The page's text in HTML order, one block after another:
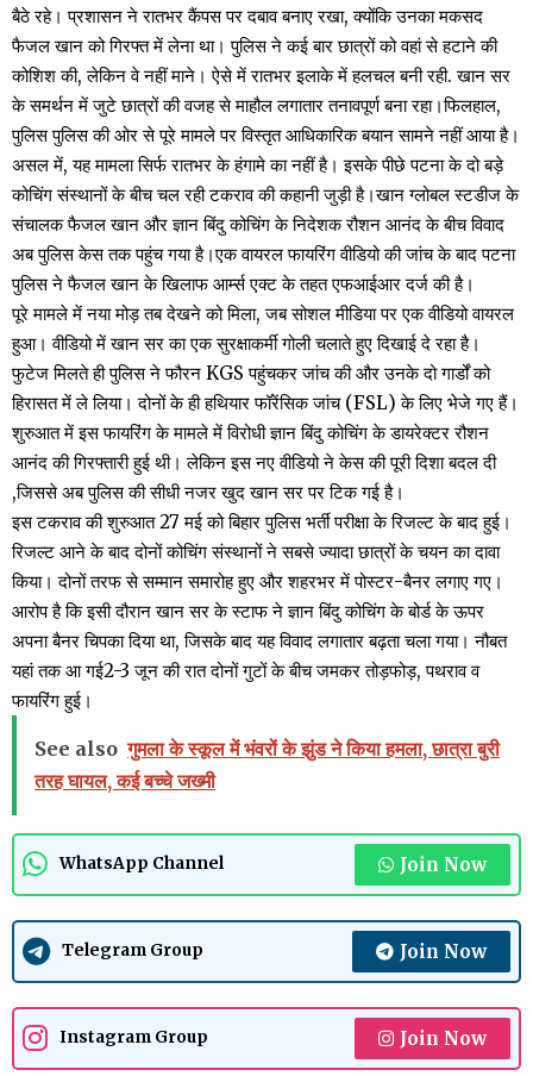
बैठे रहे। प्रशासन ने रातभर कैंपस पर दबाव बनाए रखा, क्योंकि उनका मकसद
फैजल खान को गिरफ्त में लेना था। पुलिस ने कई बार छात्रों को वहां से हटाने की
कोशिश की, लेकिन वे नहीं माने। ऐसे में रातभर इलाके में हलचल बनी रही. खान सर
के समर्थन में जुटे छात्रों की वजह से माहौल लगातार तनावपूर्ण बना रहा।फिलहाल,
पुलिस पुलिस की ओर से पूरे मामले पर विस्तृत आधिकारिक बयान सामने नहीं आया है।
असल में, यह मामला सिर्फ रातभर के हंगामे का नहीं है। इसके पीछे पटना के दो बड़े
कोचिंग संस्थानों के बीच चल रही टकराव की कहानी जुड़ी है।खान ग्लोबल स्टडीज के
संचालक फैजल खान और ज्ञान बिंदु कोचिंग के निदेशक रौशन आनंद के बीच विवाद
अब पुलिस केस तक पहुंच गया है।एक वायरल फायरिंग वीडियो की जांच के बाद पटना
पुलिस ने फैजल खान के खिलाफ आर्म्स एक्ट के तहत एफआईआर दर्ज की है।
पूरे मामले में नया मोड़ तब देखने को मिला, जब सोशल मीडिया पर एक वीडियो वायरल
हुआ। वीडियो में खान सर का एक सुरक्षाकर्मी गोली चलाते हुए दिखाई दे रहा है।
फुटेज मिलते ही पुलिस ने फौरन KGS पहुंचकर जांच की और उनके दो गार्डों को
हिरासत में ले लिया। दोनों के ही हथियार फॉरेंसिक जांच (FSL) के लिए भेजे गए हैं।
शुरुआत में इस फायरिंग के मामले में विरोधी ज्ञान बिंदु कोचिंग के डायरेक्टर रौशन
आनंद की गिरफ्तारी हुई थी। लेकिन इस नए वीडियो ने केस की पूरी दिशा बदल दी
,जिससे अब पुलिस की सीधी नजर खुद खान सर पर टिक गई है।
इस टकराव की शुरुआत 27 मई को बिहार पुलिस भर्ती परीक्षा के रिजल्ट के बाद हुई।
रिजल्ट आने के बाद दोनों कोचिंग संस्थानों ने सबसे ज्यादा छात्रों के चयन का दावा
किया। दोनों तरफ से सम्मान समारोह हुए और शहरभर में पोस्टर-बैनर लगाए गए।
आरोप है कि इसी दौरान खान सर के स्टाफ ने ज्ञान बिंदु कोचिंग के बोर्ड के ऊपर
अपना बैनर चिपका दिया था, जिसके बाद यह विवाद लगातार बढ़ता चला गया। नौबत
यहां तक आ गई2-3 जून की रात दोनों गुटों के बीच जमकर तोड़फोड़, पथराव व
फायरिंग हुई।
See also गुमला के स्कूल में भंवरों के झुंड ने किया हमला, छात्रा बुरी
तरह घायल, कई बच्चे जख्मी
WhatsApp Channel Join Now
Telegram Group Join Now
Instagram Group Join Now